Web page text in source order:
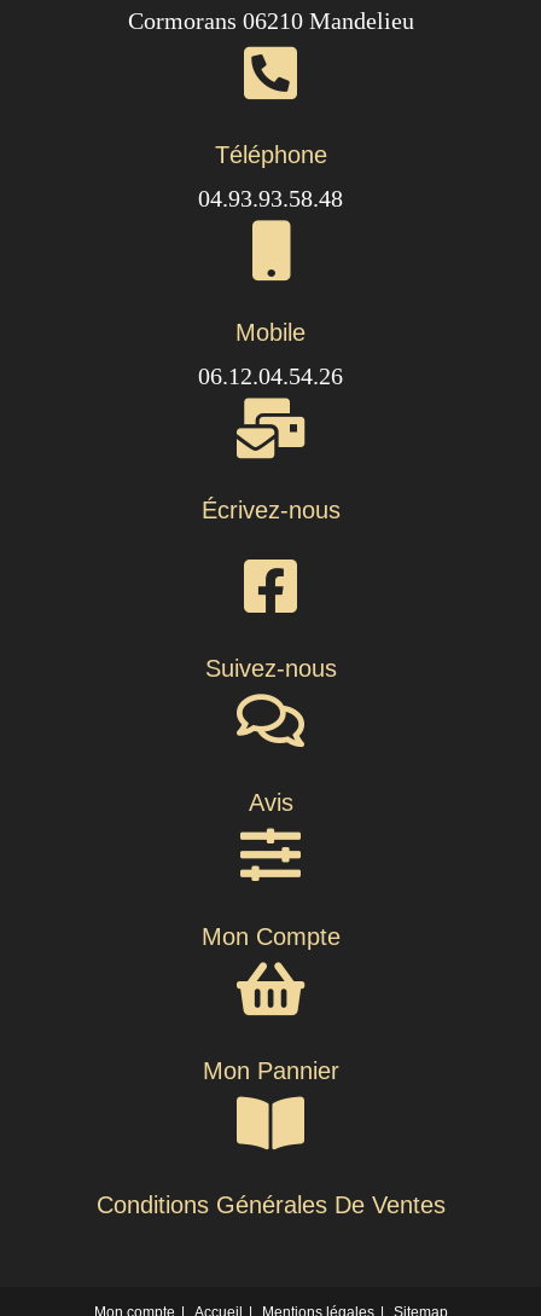
Cormorans 06210 Mandelieu
Téléphone
04.93.93.58.48
Mobile
06.12.04.54.26
Écrivez-nous
Suivez-nous
Avis
Mon Compte
Mon Pannier
Conditions Générales De Ventes
Mon compte Accueil Mentions légales Sitemap